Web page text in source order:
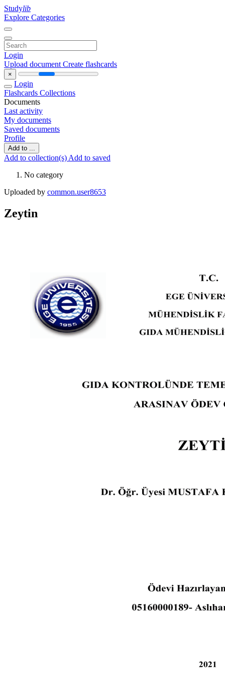
Studylib
Explore Categories
Login
Upload document Create flashcards
×
Login
Flashcards Collections
Documents
Last activity
My documents
Saved documents
Profile
Add to ...
Add to collection(s) Add to saved
No category
Uploaded by common.user8653
Zeytin